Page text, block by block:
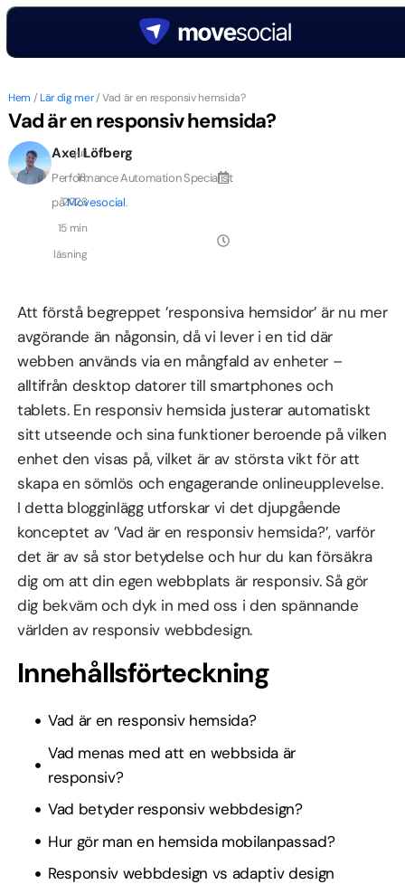
Hem / Lär dig mer/Vad är en responsiv hemsida?
Vad är en responsiv hemsida?
Axel Löfberg
Performance Automation Specialist
påMovesocial.
juli
18,
2023
15 min
läsning
Att förstå begreppet ’responsiva hemsidor’ är nu mer
avgörande än någonsin, då vi lever i en tid där
webben används via en mångfald av enheter –
alltifrån desktop datorer till smartphones och
tablets. En responsiv hemsida justerar automatiskt
sitt utseende och sina funktioner beroende på vilken
enhet den visas på, vilket är av största vikt för att
skapa en sömlös och engagerande onlineupplevelse.
I detta blogginlägg utforskar vi det djupgående
konceptet av ’Vad är en responsiv hemsida?’, varför
det är av så stor betydelse och hur du kan försäkra
dig om att din egen webbplats är responsiv. Så gör
dig bekväm och dyk in med oss i den spännande
världen av responsiv webbdesign.
Innehållsförteckning
Vad är en responsiv hemsida?
Vad menas med att en webbsida är
responsiv?
Vad betyder responsiv webbdesign?
Hur gör man en hemsida mobilanpassad?
Responsiv webbdesign vs adaptiv design